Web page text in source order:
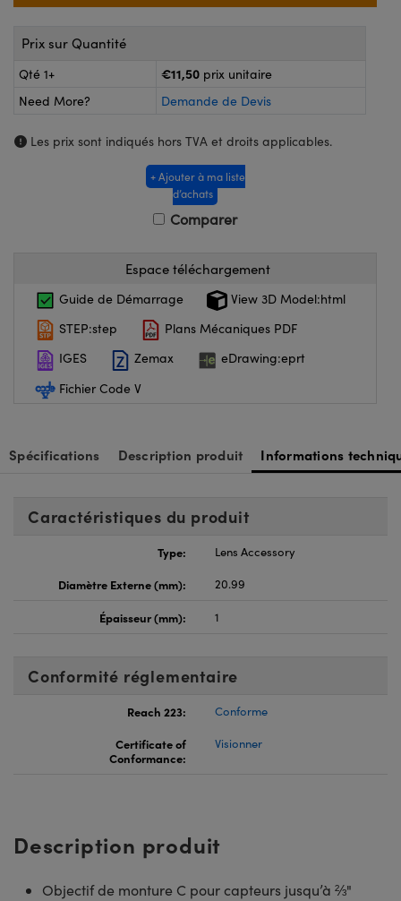
ou Coupleurs
de Poche ou à Mesure Directe
pour Caméras
Optiques Lightpath
Labs™
Optiques de SCHOTT
Prix sur Quantité
Qté 1+ €11,50 prix unitaire
Need More?
Demande de Devis
Les prix sont indiqués hors TVA et droits applicables.
+ Ajouter à ma liste
d’achats
Comparer
Espace téléchargement
Guide de Démarrage
View 3D Model:html
STEP:step
Plans Mécaniques PDF
IGES
Zemax
eDrawing:eprt
Fichier Code V
Spécifications Description produit Informations
Caractéristiques du produit
Type:
Lens Accessory
Diamètre Externe (mm):
20.99
Épaisseur (mm): 1
Conformité réglementaire
Reach 223:
Conforme
Certificate of
Conformance:
Visionner
Description produit
Objectif de monture C pour capteurs jusqu’à ⅔"